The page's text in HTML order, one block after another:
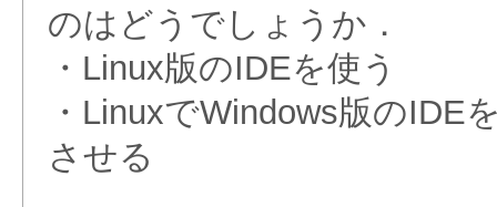
のはどうでしょうか．
・Linux版のIDEを使う
・LinuxでWindows版のIDE
させる